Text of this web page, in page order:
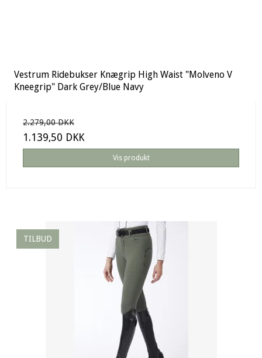
Vestrum Ridebukser Knægrip High Waist "Molveno V
Kneegrip" Dark Grey/Blue Navy
2.279,00 DKK
1.139,50 DKK
Vis produkt
TILBUD